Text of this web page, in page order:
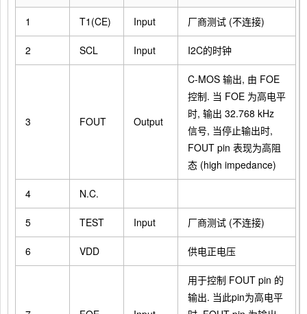
1 T1(CE) Input 厂商测试 (不连接)
2 SCL Input I2C的时钟
3 FOUT Output
C-MOS 输出, 由 FOE
控制. 当 FOE 为高电平
时, 输出 32.768 kHz
信号, 当停止输出时,
FOUT pin 表现为高阻
态 (high impedance)
4 N.C.
5 TEST Input 厂商测试 (不连接)
6 VDD 供电正电压
用于控制 FOUT pin 的
输出. 当此pin为高电平